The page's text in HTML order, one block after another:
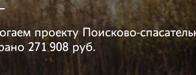
проекту Поисково-
271 908 руб.